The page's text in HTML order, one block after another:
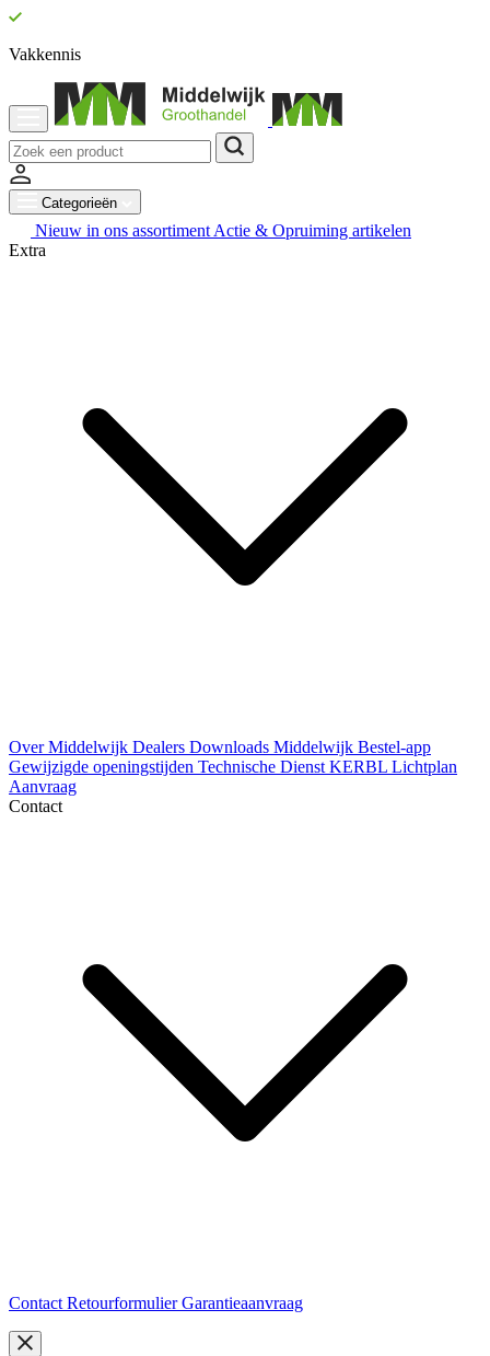
Vakkennis
Categorieën
Nieuw in ons assortiment Actie & Opruiming artikelen
Extra
Over Middelwijk Dealers Downloads Middelwijk Bestel-app
Gewijzigde openingstijden Technische Dienst KERBL Lichtplan
Aanvraag
Contact
Contact RetourformulierGarantieaanvraag